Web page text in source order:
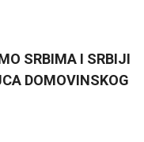
SRBIMA I SRBIJI
DOMOVINSKOG